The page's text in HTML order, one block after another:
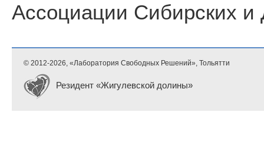
Ассоциации Сибирских и
© 2012-2026, «Лаборатория Свободных Решений», Тольятти
Резидент «Жигулевской долины»